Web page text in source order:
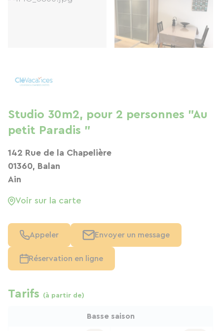
Studio 30m2, pour 2 personnes "Au
petit Paradis "
142 Rue de la Chapelière
01360, Balan
Ain
Voir sur la carte
Appeler Envoyer un message
Réservation en ligne
Tarifs (à partir de)
Basse saison